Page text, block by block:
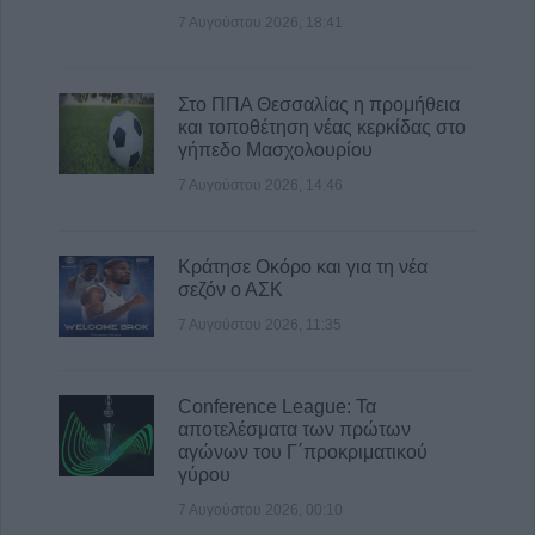
8 Αυγούστου 2026, 22:58
Αλεξανδρούπολης
8 Αυγούστου 2026, 21:54
7 Αυγούστου 2026, 18:41
Στο ΠΠΑ Θεσσαλίας η προμήθεια
και τοποθέτηση νέας κερκίδας στο
γήπεδο Μασχολουρίου
7 Αυγούστου 2026, 14:46
Κράτησε Οκόρο και για τη νέα
σεζόν ο ΑΣΚ
7 Αυγούστου 2026, 11:35
Conference League: Τα
αποτελέσματα των πρώτων
αγώνων του Γ΄προκριματικού
γύρου
7 Αυγούστου 2026, 00:10